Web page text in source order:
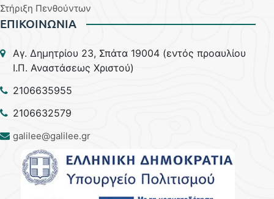
Στήριξη Πενθούντων
ΕΠΙΚΟΙΝΩΝΙΑ
Aγ. Δημητρίου 23, Σπάτα 19004 (εντός προαυλίου
Ι.Π. Αναστάσεως Χριστού)
2106635955
2106632579
galilee@galilee.gr